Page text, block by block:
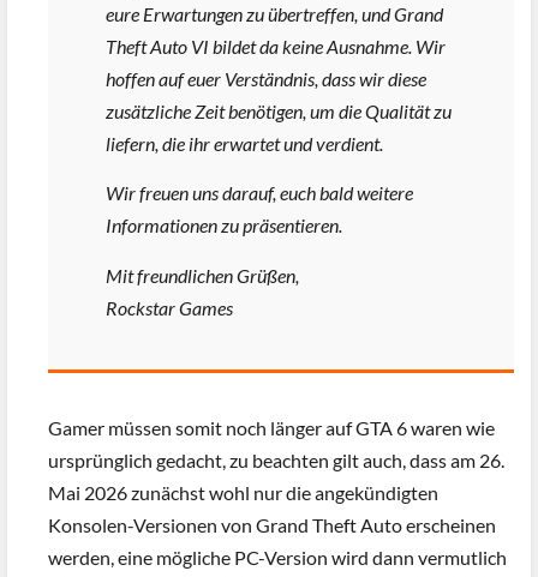
eure Erwartungen zu übertreffen, und Grand
Theft Auto VI bildet da keine Ausnahme. Wir
hoffen auf euer Verständnis, dass wir diese
zusätzliche Zeit benötigen, um die Qualität zu
liefern, die ihr erwartet und verdient.
Wir freuen uns darauf, euch bald weitere
Informationen zu präsentieren.
Mit freundlichen Grüßen,
Rockstar Games
Gamer müssen somit noch länger auf GTA 6 waren wie
ursprünglich gedacht, zu beachten gilt auch, dass am 26.
Mai 2026 zunächst wohl nur die angekündigten
Konsolen-Versionen von Grand Theft Auto erscheinen
werden, eine mögliche PC-Version wird dann vermutlich